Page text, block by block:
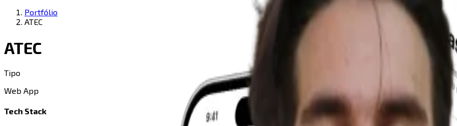
Portfólio
ATEC
ATEC
Tipo
Web App
Tech Stack